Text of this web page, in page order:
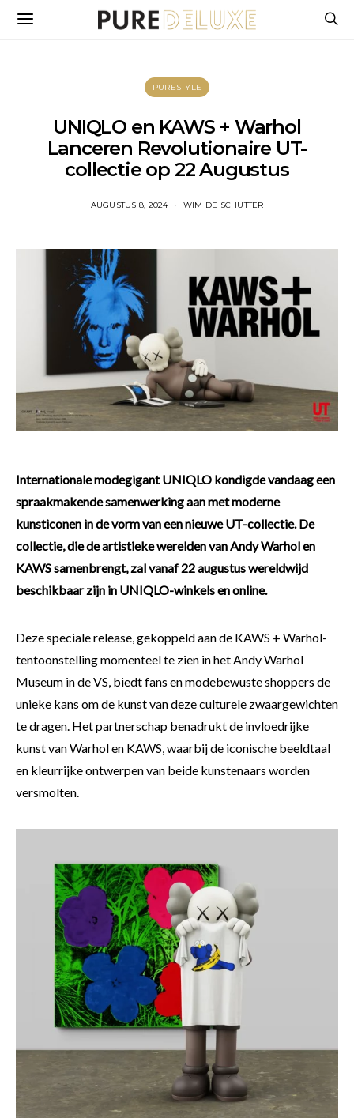
PURESTYLE
UNIQLO en KAWS + Warhol
Lanceren Revolutionaire UT-
collectie op 22 Augustus
AUGUSTUS 8, 2024 WIM DE SCHUTTER
Internationale modegigant UNIQLO kondigde vandaag een
spraakmakende samenwerking aan met moderne
kunsticonen in de vorm van een nieuwe UT-collectie. De
collectie, die de artistieke werelden van Andy Warhol en
KAWS samenbrengt, zal vanaf 22 augustus wereldwijd
beschikbaar zijn in UNIQLO-winkels en online.
Deze speciale release, gekoppeld aan de KAWS + Warhol-
tentoonstelling momenteel te zien in het Andy Warhol
Museum in de VS, biedt fans en modebewuste shoppers de
unieke kans om de kunst van deze culturele zwaargewichten
te dragen. Het partnerschap benadrukt de invloedrijke
kunst van Warhol en KAWS, waarbij de iconische beeldtaal
en kleurrijke ontwerpen van beide kunstenaars worden
versmolten.